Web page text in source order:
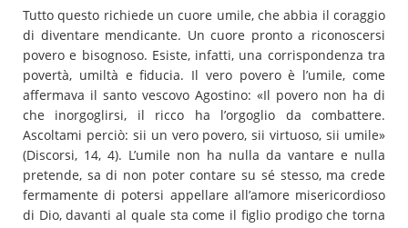
Tutto questo richiede un cuore umile, che abbia il coraggio
di diventare mendicante. Un cuore pronto a riconoscersi
povero e bisognoso. Esiste, infatti, una corrispondenza tra
povertà, umiltà e fiducia. Il vero povero è l’umile, come
affermava il santo vescovo Agostino: «Il povero non ha di
che inorgoglirsi, il ricco ha l’orgoglio da combattere.
Ascoltami perciò: sii un vero povero, sii virtuoso, sii umile»
(Discorsi, 14, 4). L’umile non ha nulla da vantare e nulla
pretende, sa di non poter contare su sé stesso, ma crede
fermamente di potersi appellare all’amore misericordioso
di Dio, davanti al quale sta come il figlio prodigo che torna